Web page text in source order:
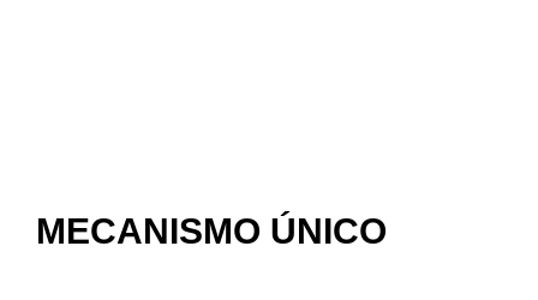
MECANISMO ÚNICO